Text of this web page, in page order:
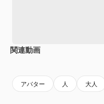
関連動画
アバター 人 大人